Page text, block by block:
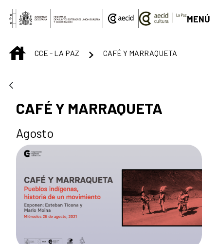
Saltar al contenido principal
MENÚ
INICIOCCE - LA PAZ CAFÉ Y MARRAQUETA
CAFÉ Y MARRAQUETA
Agosto